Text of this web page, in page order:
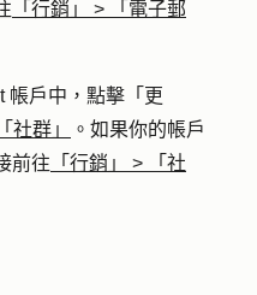
「行銷」 >
「電子郵
帳戶中，點擊 「更
「社群」
。如果你的帳戶
前往 「行銷」 >
「社